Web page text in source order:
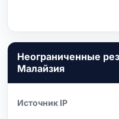
Неограниченные
Малайзия
Источник IP